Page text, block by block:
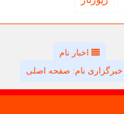
اخبار نام
خبرگزاری نام: صفحه اصلی